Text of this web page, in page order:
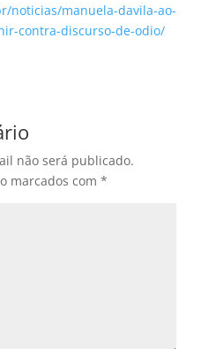
noticias/manuela-davila-ao-
contra-discurso-de-odio/
não será publicado.
marcados com *